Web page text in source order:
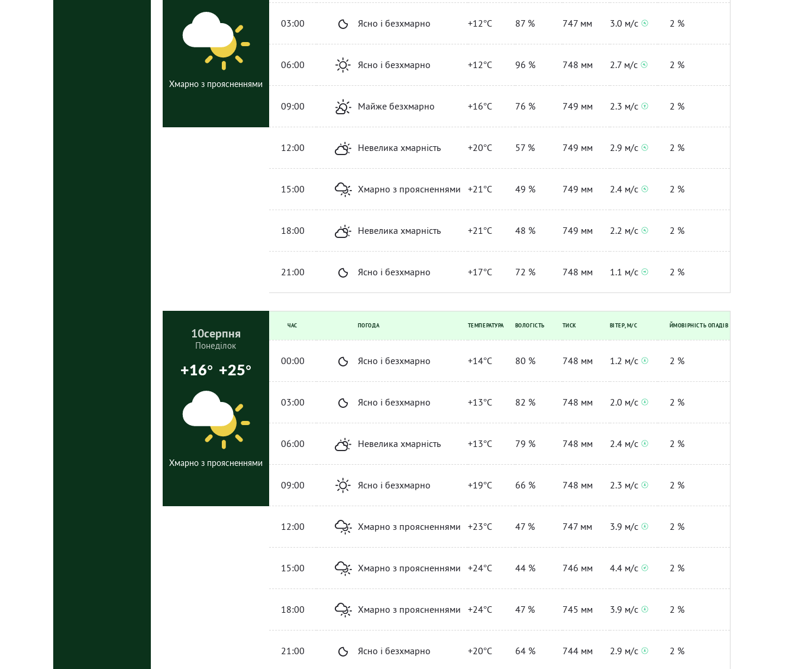
Хмарно з проясненнями
03:00 Ясно і безхмарно +12°C 87 % 747 мм 3.0 м/с 2 %
06:00 Ясно і безхмарно +12°C 96 % 748 мм 2.7 м/с 2 %
09:00 Майже безхмарно +16°C 76 % 749 мм 2.3 м/с 2 %
12:00 Невелика хмарність +20°C 57 % 749 мм 2.9 м/с 2 %
15:00 Хмарно з проясненнями +21°C 49 % 749 мм 2.4 м/с 2 %
18:00 Невелика хмарність +21°C 48 % 749 мм 2.2 м/с 2 %
21:00 Ясно і безхмарно +17°C 72 % 748 мм 1.1 м/с 2 %
10серпня
Понеділок
+16° +25°
Хмарно з проясненнями
ЧАС ПОГОДА ТЕМПЕРАТУРА ВОЛОГІСТЬ ТИСК ВІТЕР, М/С ЙМОВІРНІСТЬ ОПАДІВ
00:00 Ясно і безхмарно +14°C 80 % 748 мм 1.2 м/с 2 %
03:00 Ясно і безхмарно +13°C 82 % 748 мм 2.0 м/с 2 %
06:00 Невелика хмарність +13°C 79 % 748 мм 2.4 м/с 2 %
09:00 Ясно і безхмарно +19°C 66 % 748 мм 2.3 м/с 2 %
12:00 Хмарно з проясненнями +23°C 47 % 747 мм 3.9 м/с 2 %
15:00 Хмарно з проясненнями +24°C 44 % 746 мм 4.4 м/с 2 %
18:00 Хмарно з проясненнями +24°C 47 % 745 мм 3.9 м/с 2 %
21:00 Ясно і безхмарно +20°C 64 % 744 мм 2.9 м/с 2 %